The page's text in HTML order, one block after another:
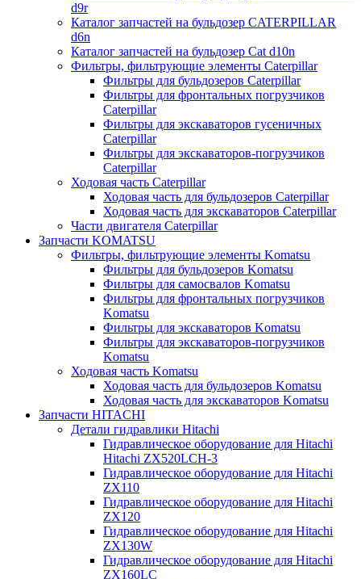
d9r
Каталог запчастей на бульдозер CATERPILLAR
d6n
Каталог запчастей на бульдозер Сat d10n
Фильтры, фильтрующие элементы Caterpillar
Фильтры для бульдозеров Caterpillar
Фильтры для фронтальных погрузчиков
Caterpillar
Фильтры для экскаваторов гусеничных
Caterpillar
Фильтры для экскаваторов-погрузчиков
Caterpillar
Ходовая часть Caterpillar
Ходовая часть для бульдозеров Caterpillar
Ходовая часть для экскаваторов Caterpillar
Части двигателя Caterpillar
Запчасти KOMATSU
Фильтры, фильтрующие элементы Komatsu
Фильтры для бульдозеров Komatsu
Фильтры для самосвалов Komatsu
Фильтры для фронтальных погрузчиков
Komatsu
Фильтры для экскаваторов Komatsu
Фильтры для экскаваторов-погрузчиков
Komatsu
Ходовая часть Komatsu
Ходовая часть для бульдозеров Komatsu
Ходовая часть для экскаваторов Komatsu
Запчасти HITACHI
Детали гидравлики Hitachi
Гидравлическое оборудование для Hitachi
Hitachi ZX520LCH-3
Гидравлическое оборудование для Hitachi
ZX110
Гидравлическое оборудование для Hitachi
ZX120
Гидравлическое оборудование для Hitachi
ZX130W
Гидравлическое оборудование для Hitachi
ZX160LC